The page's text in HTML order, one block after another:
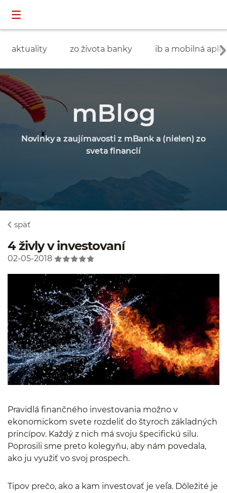
aktuality zo života banky ib a mobilná
mBlog
Novinky a zaujímavosti z mBank a (nielen) zo
sveta financií
späť
4 živly v investovaní
02-05-2018
Pravidlá finančného investovania možno v
ekonomickom svete rozdeliť do štyroch základných
princípov. Každý z nich má svoju špecifickú silu.
Poprosili sme preto kolegyňu, aby nám povedala,
ako ju využiť vo svoj prospech.
Tipov prečo, ako a kam investovať je veľa. Dôležité je